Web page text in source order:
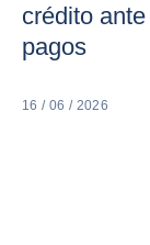
crédito
pagos
16 / 06 / 2026